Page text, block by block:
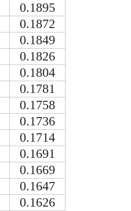
0.1895
0.1872
0.1849
0.1826
0.1804
0.1781
0.1758
0.1736
0.1714
0.1691
0.1669
0.1647
0.1626